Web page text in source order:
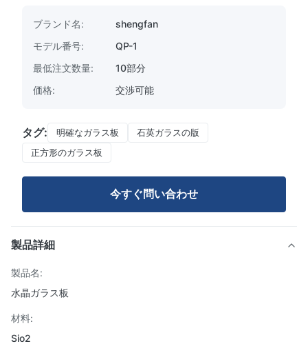
ブランド名:
shengfan
モデル番号:
QP-1
最低注文数量:
10部分
価格:
交渉可能
タグ: 明確なガラス板
石英ガラスの版
正方形のガラス板
今すぐ問い合わせ
製品詳細
製品名:
水晶ガラス板
材料:
Sio2